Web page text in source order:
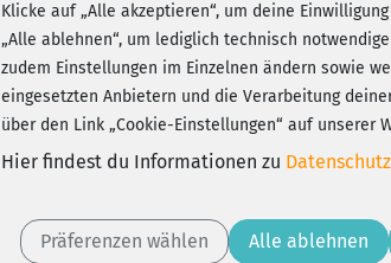
Play
Klicke auf „Alle akzeptieren“, um deine
„Alle ablehnen“, um lediglich technisch
zudem Einstellungen im Einzelnen ändern sowie
eingesetzten Anbietern und die Verarbeitung
über den Link „Cookie-Einstellungen“ auf unserer
Hier findest du Informationen zu Datenschutz
Präferenzen wählen Alle ablehnen